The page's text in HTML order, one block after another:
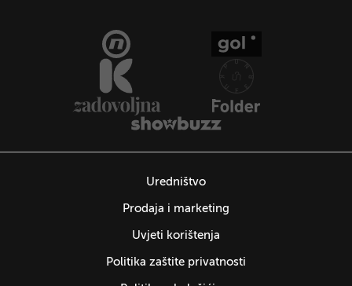
Uredništvo
Prodaja i marketing
Uvjeti korištenja
Politika zaštite privatnosti